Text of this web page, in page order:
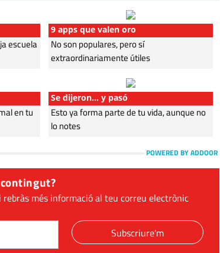
escuela
9 apps que valen oro
No son populares, pero sí
extraordinariamente útiles
en tu
Se dijeron… y pasó
Esto ya forma parte de tu vida, aunque no
lo notes
POWERED BY ADDOOR
més informació al teu correu electrònic
Subscriure'm